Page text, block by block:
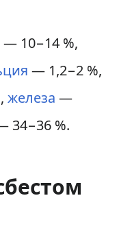
— 10−14 %,
— 1,2−2 %,
железа —
34−36 %.